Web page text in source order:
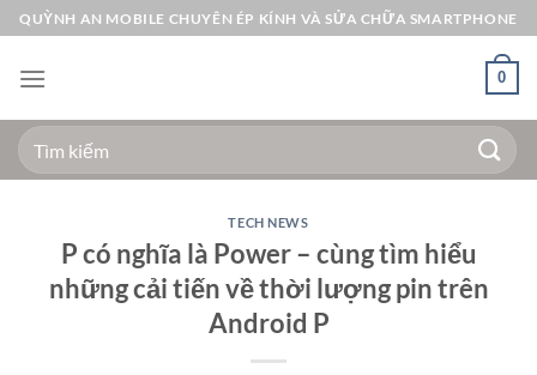
Bỏ
qua
nội
QUỲNH AN MOBILE CHUYÊN ÉP KÍNH VÀ SỬA CHỮA SMARTPHONE
0
Tìm
kiếm:
TECH NEWS
P có nghĩa là Power – cùng tìm hiểu
những cải tiến về thời lượng pin trên
Android P